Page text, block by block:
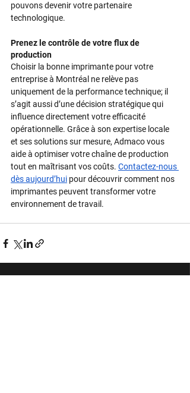
pouvons devenir votre partenaire
technologique.
Prenez le contrôle de votre flux de
production
Choisir la bonne imprimante pour votre
entreprise à Montréal ne relève pas
uniquement de la performance technique; il
s’agit aussi d’une décision stratégique qui
influence directement votre efficacité
opérationnelle. Grâce à son expertise locale
et ses solutions sur mesure, Admaco vous
aide à optimiser votre chaîne de production
tout en maîtrisant vos coûts. Contactez-nous
dès aujourd’hui pour découvrir comment nos
imprimantes peuvent transformer votre
environnement de travail.